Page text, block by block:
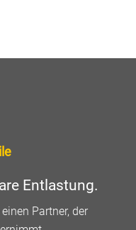
Entlastung.
Partner, der